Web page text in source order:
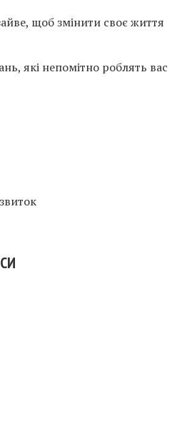
щоб змінити своє життя
які непомітно роблять вас